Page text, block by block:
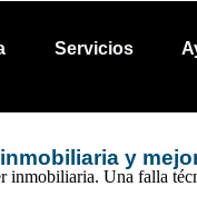
Servicios
y
inmobiliaria. Una falla